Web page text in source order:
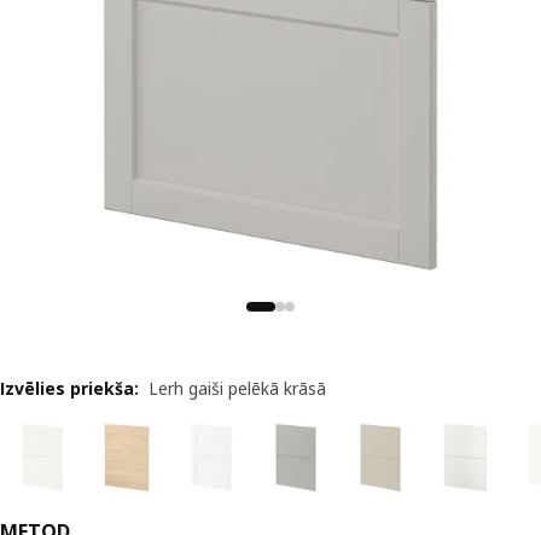
Izvēlies priekša: Lerh gaiši pelēkā krāsā